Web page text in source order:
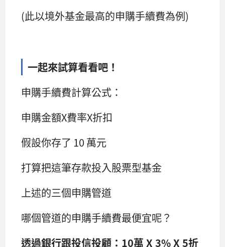
(此以境外基金最高的申購手續費為例)
一起來試算看看吧！
申購手續費計算公式：
申購金額X費率X折扣
假設你存了 10 萬元
打算把這筆存款投入股票型基金
上述的三個申購管道
哪個管道的申購手續費最便宜呢？
透過銀行跟投信投顧：10萬 X 3% X 5折